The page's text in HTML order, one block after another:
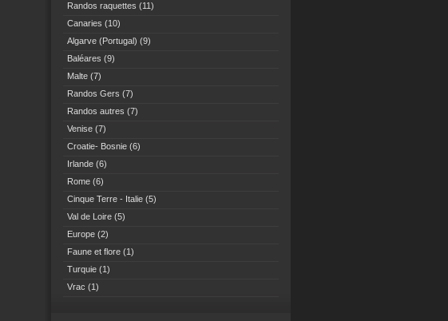
Randos raquettes (11)
Canaries (10)
Algarve (Portugal) (9)
Baléares (9)
Malte (7)
Randos Gers (7)
Randos autres (7)
Venise (7)
Croatie- Bosnie (6)
Irlande (6)
Rome (6)
Cinque Terre - Italie (5)
Val de Loire (5)
Europe (2)
Faune et flore (1)
Turquie (1)
Vrac (1)